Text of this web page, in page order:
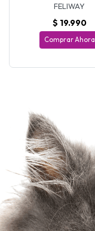
FELIWAY
$ 19.990
Comprar Ahora